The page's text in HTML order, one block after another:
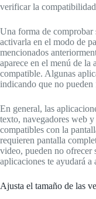
verificar la compatibilidad
Una forma de comprobar
activarla en el modo de
mencionados
aparece en el menú de la
compatible. Algunas
indicando que no
En general, las
texto, navegadores web
compatibles con la
requieren pantalla
video, pueden no ofrecer
aplicaciones te ayudará
Ajusta el tamaño de las